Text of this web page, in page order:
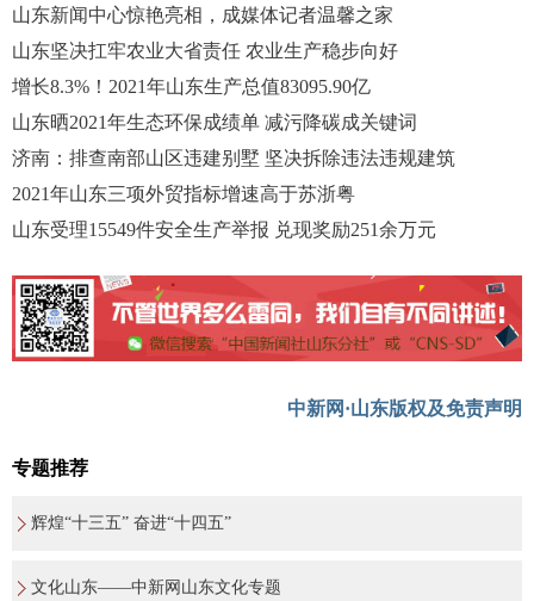
山东新闻中心惊艳亮相，成媒体记者温馨之家
山东坚决扛牢农业大省责任 农业生产稳步向好
增长8.3%！2021年山东生产总值83095.90亿
山东晒2021年生态环保成绩单 减污降碳成关键词
济南：排查南部山区违建别墅 坚决拆除违法违规建筑
2021年山东三项外贸指标增速高于苏浙粤
山东受理15549件安全生产举报 兑现奖励251余万元
中新网·山东版权及免责声明
专题推荐
辉煌“十三五” 奋进“十四五”
文化山东——中新网山东文化专题